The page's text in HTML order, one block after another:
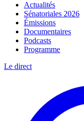
Actualités
Sénatoriales 2026
Émissions
Documentaires
Podcasts
Programme
Le direct